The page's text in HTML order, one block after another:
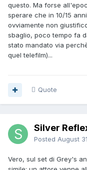
questo. Ma forse
sperare che in 10/15
ovviamente non
sbaglio, poco tempo fa
stato mandato via
quel telefilm)...
Quote
Silver
Posted August
Vero, sul set di Grey's